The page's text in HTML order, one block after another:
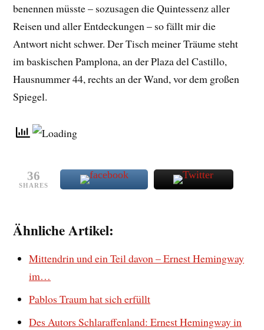
benennen müsste – sozusagen die Quintessenz aller
Reisen und aller Entdeckungen – so fällt mir die
Antwort nicht schwer. Der Tisch meiner Träume steht
im baskischen Pamplona, an der Plaza del Castillo,
Hausnummer 44, rechts an der Wand, vor dem großen
Spiegel.
36
SHARES
Ähnliche Artikel:
Mittendrin und ein Teil davon – Ernest Hemingway
im…
Pablos Traum hat sich erfüllt
Des Autors Schlaraffenland: Ernest Hemingway in